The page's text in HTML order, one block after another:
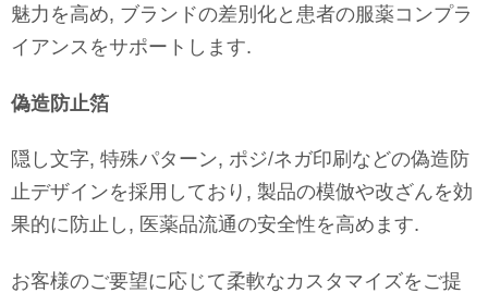
魅力を高め, ブランドの差別化と患者の服薬コンプラ
イアンスをサポートします.
偽造防止箔
隠し文字, 特殊パターン, ポジ/ネガ印刷などの偽造防
止デザインを採用しており, 製品の模倣や改ざんを効
果的に防止し, 医薬品流通の安全性を高めます.
お客様のご要望に応じて柔軟なカスタマイズをご提